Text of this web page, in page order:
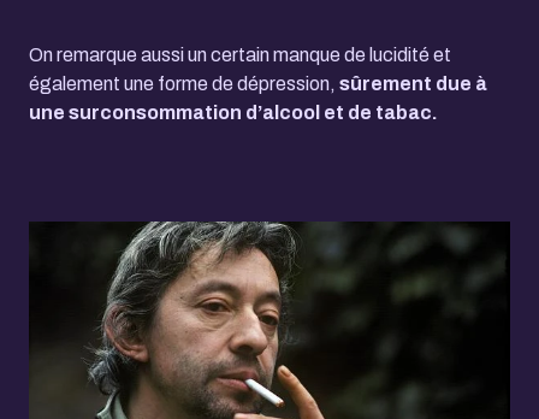
On remarque aussi un certain manque de lucidité et
également une forme de dépression, sûrement due à
une surconsommation d’alcool et de tabac.